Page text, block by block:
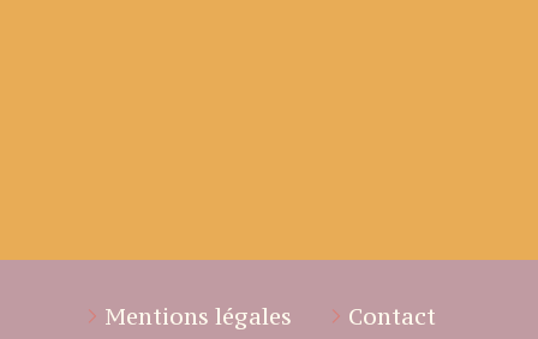
Mentions légales Contact